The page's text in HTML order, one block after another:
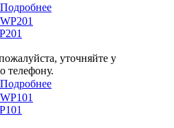
Подробнее
уточняйте у
телефону.
Подробнее